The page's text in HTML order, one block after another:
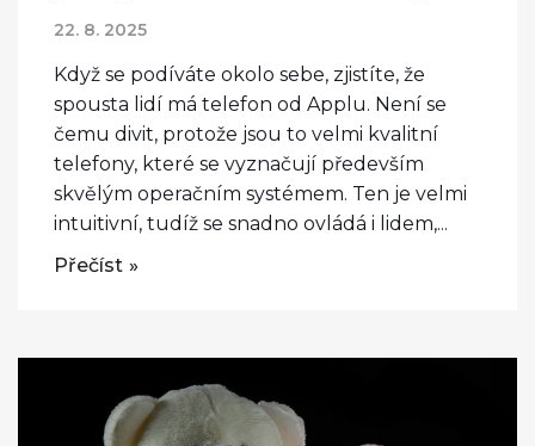
22. 8. 2025
Když se podíváte okolo sebe, zjistíte, že
spousta lidí má telefon od Applu. Není se
čemu divit, protože jsou to velmi kvalitní
telefony, které se vyznačují především
skvělým operačním systémem. Ten je velmi
intuitivní, tudíž se snadno ovládá i lidem,...
Přečíst